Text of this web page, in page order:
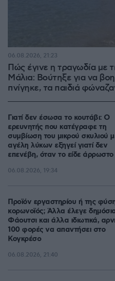
Πώς έγινε η τραγωδία με
Μάλια: Βούτηξε για να
πνίγηκε, τα παιδιά
06.08.2026, 21:23
Γιατί δεν έσωσα το κουτάβι: Ο
ερευνητής που κατέγραφε τη
συμβίωση του μικρού σκυλιού
αγέλη λύκων εξηγεί γιατί δεν
επενέβη, όταν το είδε άρρωστο
06.08.2026, 19:34
Προϊόν εργαστηρίου ή της
κορωνοϊός; Άλλα έλεγε
Φάουτσι και άλλα ιδιωτικά,
100 φορές να απαντήσει στο
Κογκρέσο
06.08.2026, 21:40